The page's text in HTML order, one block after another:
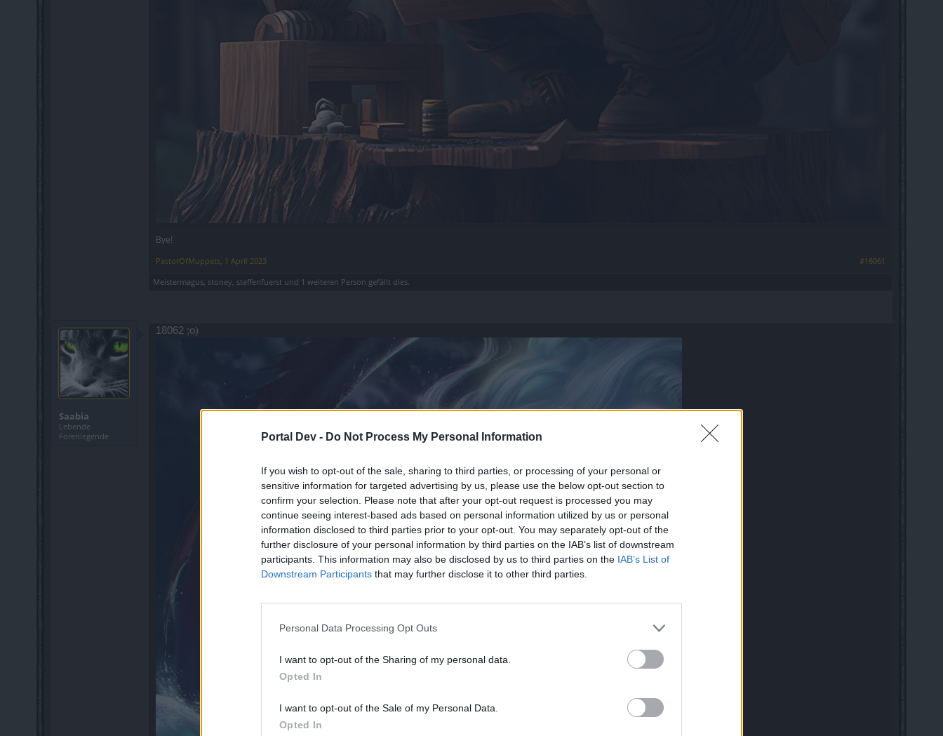
Portal Dev - Do Not Process My Personal Information
If you wish to opt-out of the sale, sharing to third parties, or processing of your personal or
sensitive information for targeted advertising by us, please use the below opt-out section to
confirm your selection. Please note that after your opt-out request is processed you may
continue seeing interest-based ads based on personal information utilized by us or personal
information disclosed to third parties prior to your opt-out. You may separately opt-out of the
further disclosure of your personal information by third parties on the IAB’s list of downstream
participants. This information may also be disclosed by us to third parties on the IAB’s List of
Downstream Participants that may further disclose it to other third parties.
Personal Data Processing Opt Outs
I want to opt-out of the Sharing of my personal data.
Opted In
I want to opt-out of the Sale of my Personal Data.
Opted In
Bye!
PastorOfMuppets, 1 April 2023
#18061
Meistermagus, stoney, steffenfuerst und 1 weiteren Person gefällt dies.
Saabia
Lebende
Forenlegende
18062 ;o)